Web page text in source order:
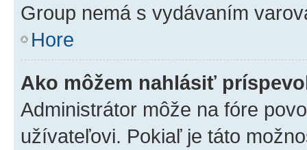
Group nemá s vydávaním
Hore
Ako môžem nahlásiť
Administrátor môže na fóre
užívateľovi. Pokiaľ je táto